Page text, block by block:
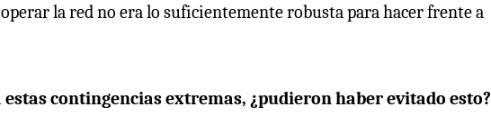
la red no era lo suficientemente robusta para hacer frente a
contingencias extremas, ¿pudieron haber evitado esto?